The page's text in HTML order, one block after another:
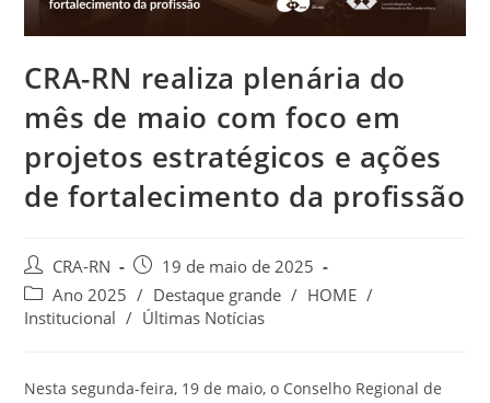
CRA-RN realiza plenária do
mês de maio com foco em
projetos estratégicos e ações
de fortalecimento da profissão
Autor
do
post:
CRA-RN
Post
publicado:
19 de maio de 2025
Categoria
do
Ano 2025 / Destaque grande / HOME /
Institucional / Últimas Notícias
Nesta segunda-feira, 19 de maio, o Conselho Regional de